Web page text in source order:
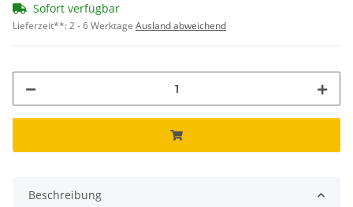
Sofort verfügbar
Lieferzeit**:2 - 6 Werktage Ausland abweichend
Beschreibung